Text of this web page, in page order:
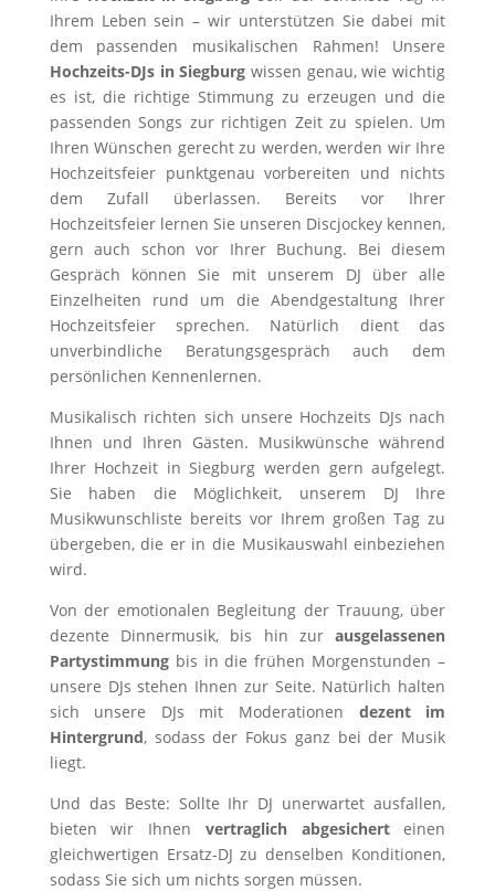
Ihrem Leben sein – wir unterstützen Sie dabei mit
dem passenden musikalischen Rahmen! Unsere
Hochzeits-DJs in Siegburg wissen genau, wie wichtig
es ist, die richtige Stimmung zu erzeugen und die
passenden Songs zur richtigen Zeit zu spielen. Um
Ihren Wünschen gerecht zu werden, werden wir Ihre
Hochzeitsfeier punktgenau vorbereiten und nichts
dem Zufall überlassen. Bereits vor Ihrer
Hochzeitsfeier lernen Sie unseren Discjockey kennen,
gern auch schon vor Ihrer Buchung. Bei diesem
Gespräch können Sie mit unserem DJ über alle
Einzelheiten rund um die Abendgestaltung Ihrer
Hochzeitsfeier sprechen. Natürlich dient das
unverbindliche Beratungsgespräch auch dem
persönlichen Kennenlernen.
Musikalisch richten sich unsere Hochzeits DJs nach
Ihnen und Ihren Gästen. Musikwünsche während
Ihrer Hochzeit in Siegburg werden gern aufgelegt.
Sie haben die Möglichkeit, unserem DJ Ihre
Musikwunschliste bereits vor Ihrem großen Tag zu
übergeben, die er in die Musikauswahl einbeziehen
wird.
Von der emotionalen Begleitung der Trauung, über
dezente Dinnermusik, bis hin zurausgelassenen
Partystimmungbis in die frühen Morgenstunden –
unsere DJs stehen Ihnen zur Seite. Natürlich halten
sich unsere DJs mit Moderationen dezent im
Hintergrund, sodass der Fokus ganz bei der Musik
liegt.
Und das Beste: Sollte Ihr DJ unerwartet ausfallen,
bieten wir Ihnen vertraglich abgesicherteinen
gleichwertigen Ersatz-DJ zu denselben Konditionen,
sodass Sie sich um nichts sorgen müssen.